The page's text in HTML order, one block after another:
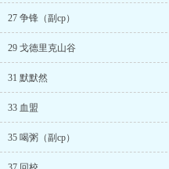
27 争锋（副cp）
29 戈德里克山谷
31 默默然
33 血盟
35 喝粥（副cp）